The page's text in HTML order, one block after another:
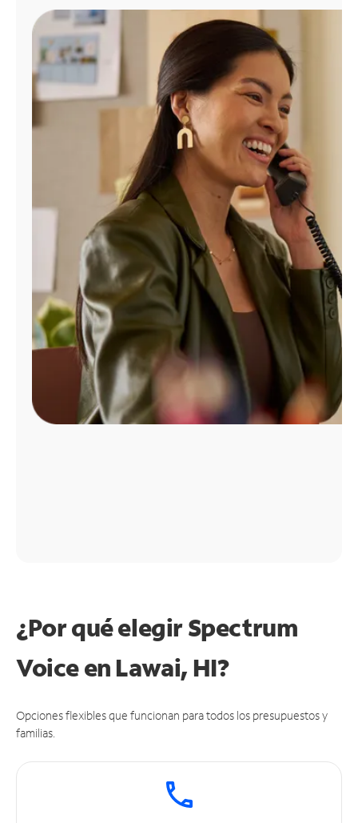
Administrar
cuenta
Encuentra
tienda
¿Por qué elegir Spectrum
Voice en Lawai, HI?
Opciones flexibles que funcionan para todos los presupuestos y
familias.